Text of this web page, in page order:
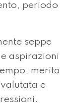
periodo
seppe
aspirazioni
merita
e